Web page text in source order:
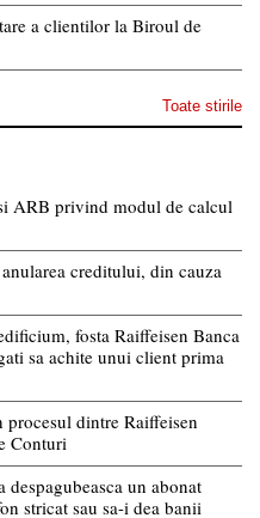
a clientilor la Biroul de
Toate stirile
ARB privind modul de calcul
creditului, din cauza
fosta Raiffeisen Banca
sa achite unui client prima
dintre Raiffeisen
Conturi
un abonat
stricat sau sa-i dea banii